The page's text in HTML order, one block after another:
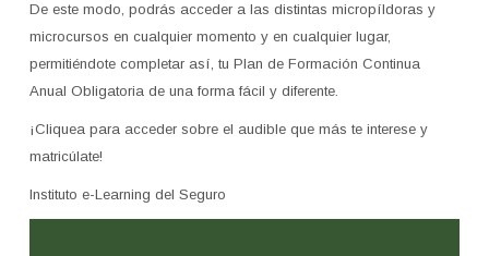
De este modo, podrás acceder a las distintas micropíldoras y
microcursos en cualquier momento y en cualquier lugar,
permitiéndote completar así, tu Plan de Formación Continua
Anual Obligatoria de una forma fácil y diferente.
¡Cliquea para acceder sobre el audible que más te interese y
matricúlate!
Instituto e-Learning del Seguro